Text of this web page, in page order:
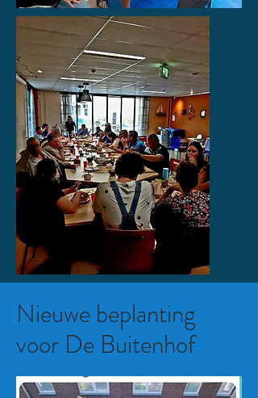
Nieuwe beplanting
voor De Buitenhof